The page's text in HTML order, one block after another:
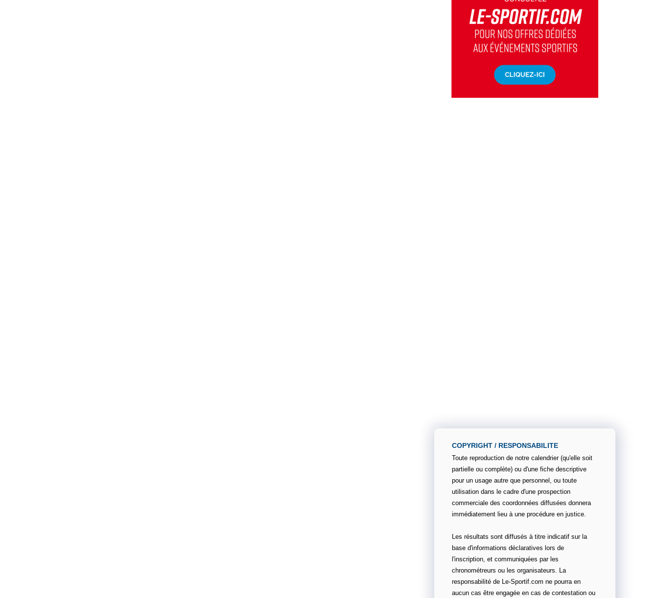
COPYRIGHT / RESPONSABILITE
Toute reproduction de notre calendrier (qu'elle soit
partielle ou complète) ou d'une fiche descriptive
pour un usage autre que personnel, ou toute
utilisation dans le cadre d'une prospection
commerciale des coordonnées diffusées donnera
immédiatement lieu à une procédure en justice.
Les résultats sont diffusés à titre indicatif sur la
base d'informations déclaratives lors de
l'inscription, et communiquées par les
chronométreurs ou les organisateurs. La
responsabilité de Le-Sportif.com ne pourra en
aucun cas être engagée en cas de contestation ou